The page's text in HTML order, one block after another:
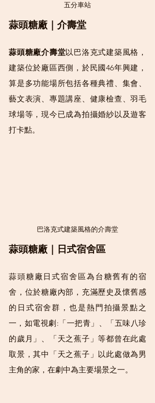
五分車站
蒜頭糖廠｜介壽堂
蒜頭糖廠介壽堂以巴洛克式建築風格，
建築位於廠區西側，於民國46年興建，
算是多功能場所包括各種典禮、集會、
藝文表演、專題講座、健康檢查、羽毛
球場等，現今已成為拍攝婚紗以及遊客
打卡點。
巴洛克式建築風格的介壽堂
蒜頭糖廠｜日式宿舍區
蒜頭糖廠日式宿舍區為台糖舊有的宿
舍，位於糖廠內部，充滿歷史及懷舊感
的日式宿舍群，也是熱門拍攝景點之
一，如電視劇:「一把青」、「五味八珍
的歲月」、「天之蕉子」等都曾在此處
取景，其中「天之蕉子」以此處做為男
主角的家，在劇中為主要場景之一。